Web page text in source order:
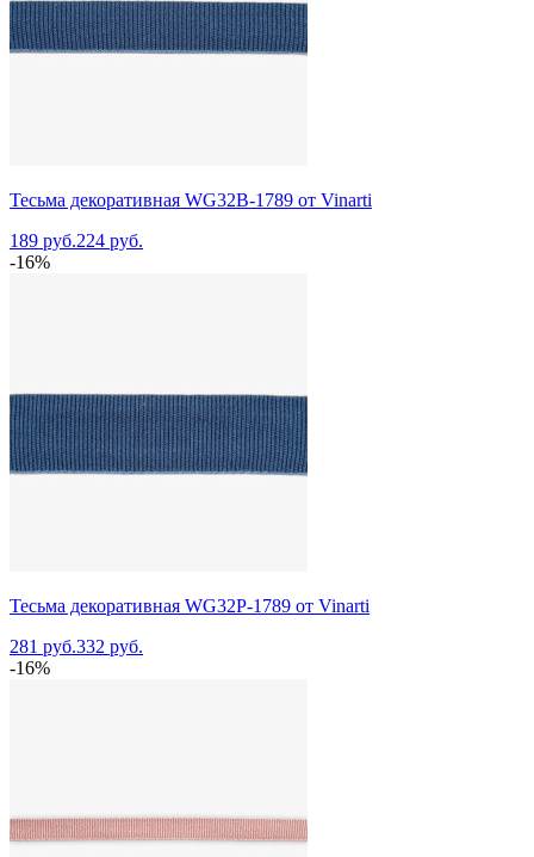
Тесьма декоративная WG32B-1789 от Vinarti
189 руб.224 руб.
-16%
Тесьма декоративная WG32P-1789 от Vinarti
281 руб.332 руб.
-16%